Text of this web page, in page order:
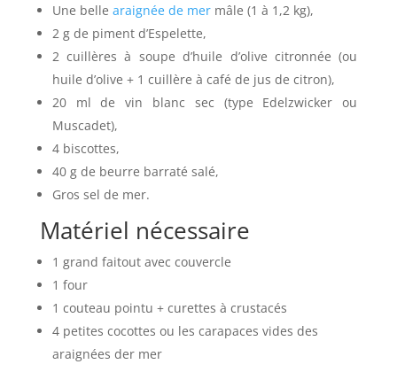
Une belle araignée de mermâle (1 à 1,2 kg),
2 g de piment d’Espelette,
2 cuillères à soupe d’huile d’olive citronnée (ou
huile d’olive + 1 cuillère à café de jus de citron),
20 ml de vin blanc sec (type Edelzwicker ou
Muscadet),
4 biscottes,
40 g de beurre barraté salé,
Gros sel de mer.
Matériel nécessaire
1 grand faitout avec couvercle
1 four
1 couteau pointu + curettes à crustacés
4 petites cocottes ou les carapaces vides des
araignées der mer